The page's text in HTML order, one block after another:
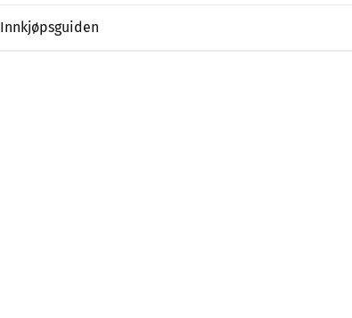
Innkjøpsguiden